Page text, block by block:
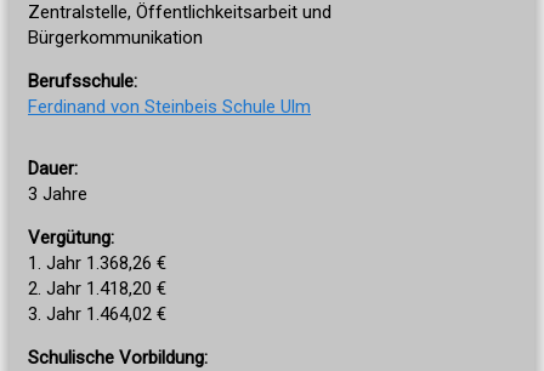
Zentralstelle, Öffentlichkeitsarbeit und
Bürgerkommunikation
Berufsschule:
Ferdinand von Steinbeis Schule Ulm
Dauer:
3 Jahre
Vergütung:
1. Jahr 1.368,26 €
2. Jahr 1.418,20 €
3. Jahr 1.464,02 €
Schulische Vorbildung: